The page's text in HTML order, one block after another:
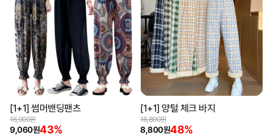
[1+1] 썸머밴딩팬츠
9,060원43%
16,000원
[1+1] 양털 체크 바지
8,800원48%
16,800원